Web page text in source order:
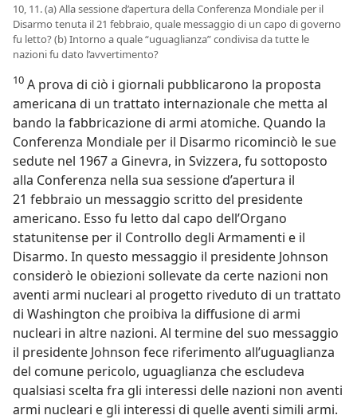
10, 11. (a) Alla sessione d’apertura della Conferenza Mondiale per il
Disarmo tenuta il 21 febbraio, quale messaggio di un capo di governo
fu letto? (b) Intorno a quale “uguaglianza” condivisa da tutte le
nazioni fu dato l’avvertimento?
10 A prova di ciò i giornali pubblicarono la proposta
americana di un trattato internazionale che metta al
bando la fabbricazione di armi atomiche. Quando la
Conferenza Mondiale per il Disarmo ricominciò le sue
sedute nel 1967 a Ginevra, in Svizzera, fu sottoposto
alla Conferenza nella sua sessione d’apertura il
21 febbraio un messaggio scritto del presidente
americano. Esso fu letto dal capo dell’Organo
statunitense per il Controllo degli Armamenti e il
Disarmo. In questo messaggio il presidente Johnson
considerò le obiezioni sollevate da certe nazioni non
aventi armi nucleari al progetto riveduto di un trattato
di Washington che proibiva la diffusione di armi
nucleari in altre nazioni. Al termine del suo messaggio
il presidente Johnson fece riferimento all’uguaglianza
del comune pericolo, uguaglianza che escludeva
qualsiasi scelta fra gli interessi delle nazioni non aventi
armi nucleari e gli interessi di quelle aventi simili armi.